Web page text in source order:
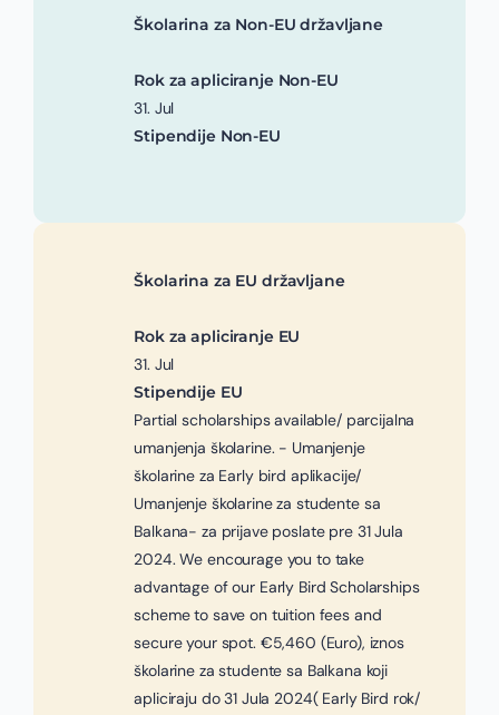
Školarina za Non-EU državljane
Rok za apliciranje Non-EU
31. Jul
Stipendije Non-EU
Školarina za EU državljane
Rok za apliciranje EU
31. Jul
Stipendije EU
Partial scholarships available/ parcijalna
umanjenja školarine. - Umanjenje
školarine za Early bird aplikacije/
Umanjenje školarine za studente sa
Balkana- za prijave poslate pre 31 Jula
2024. We encourage you to take
advantage of our Early Bird Scholarships
scheme to save on tuition fees and
secure your spot. €5,460 (Euro), iznos
školarine za studente sa Balkana koji
apliciraju do 31 Jula 2024( Early Bird rok/